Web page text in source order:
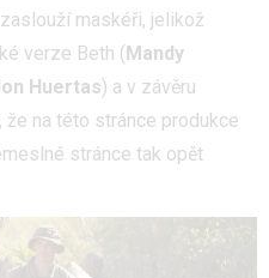
maskéři, jelikož
verze Beth ( Mandy
Huertas) a v závěru
že na této stránce produkce
stránce tak opět